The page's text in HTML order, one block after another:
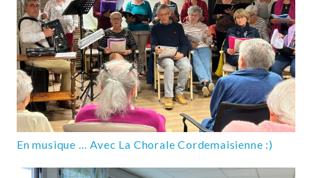
En musique … Avec La Chorale Cordemaisienne :)